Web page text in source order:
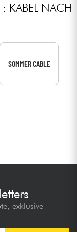
KABEL NACH
SOMMER CABLE
exklusive